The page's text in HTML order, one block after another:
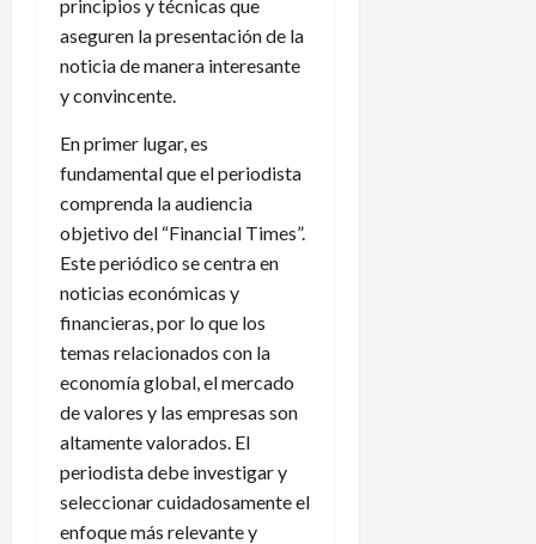
principios y técnicas que
aseguren la presentación de la
noticia de manera interesante
y convincente.
En primer lugar, es
fundamental que el periodista
comprenda la audiencia
objetivo del “Financial Times”.
Este periódico se centra en
noticias económicas y
financieras, por lo que los
temas relacionados con la
economía global, el mercado
de valores y las empresas son
altamente valorados. El
periodista debe investigar y
seleccionar cuidadosamente el
enfoque más relevante y